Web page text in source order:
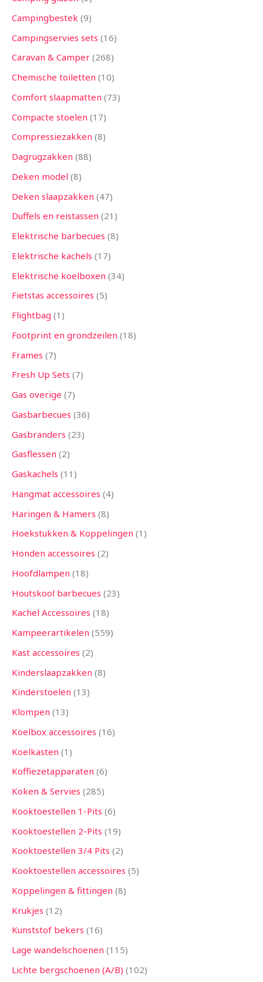
Campingbestek 9
Campingservies sets 16
Caravan & Camper 268
Chemische toiletten 10
Comfort slaapmatten 73
Compacte stoelen 17
Compressiezakken 8
Dagrugzakken 88
Deken model 8
Deken slaapzakken 47
Duffels en reistassen 21
Elektrische barbecues 8
Elektrische kachels 17
Elektrische koelboxen 34
Fietstas accessoires 5
Flightbag 1
Footprint en grondzeilen 18
Frames 7
Fresh Up Sets 7
Gas overige 7
Gasbarbecues 36
Gasbranders 23
Gasflessen 2
Gaskachels 11
Hangmat accessoires 4
Haringen & Hamers 8
Hoekstukken & Koppelingen 1
Honden accessoires 2
Hoofdlampen 18
Houtskool barbecues 23
Kachel Accessoires 18
Kampeerartikelen 559
Kast accessoires 2
Kinderslaapzakken 8
Kinderstoelen 13
Klompen 13
Koelbox accessoires 16
Koelkasten 1
Koffiezetapparaten 6
Koken & Servies 285
Kooktoestellen 1-Pits 6
Kooktoestellen 2-Pits 19
Kooktoestellen 3/4 Pits 2
Kooktoestellen accessoires 5
Koppelingen & fittingen 8
Krukjes 12
Kunststof bekers 16
Lage wandelschoenen 115
Lichte bergschoenen (A/B) 102